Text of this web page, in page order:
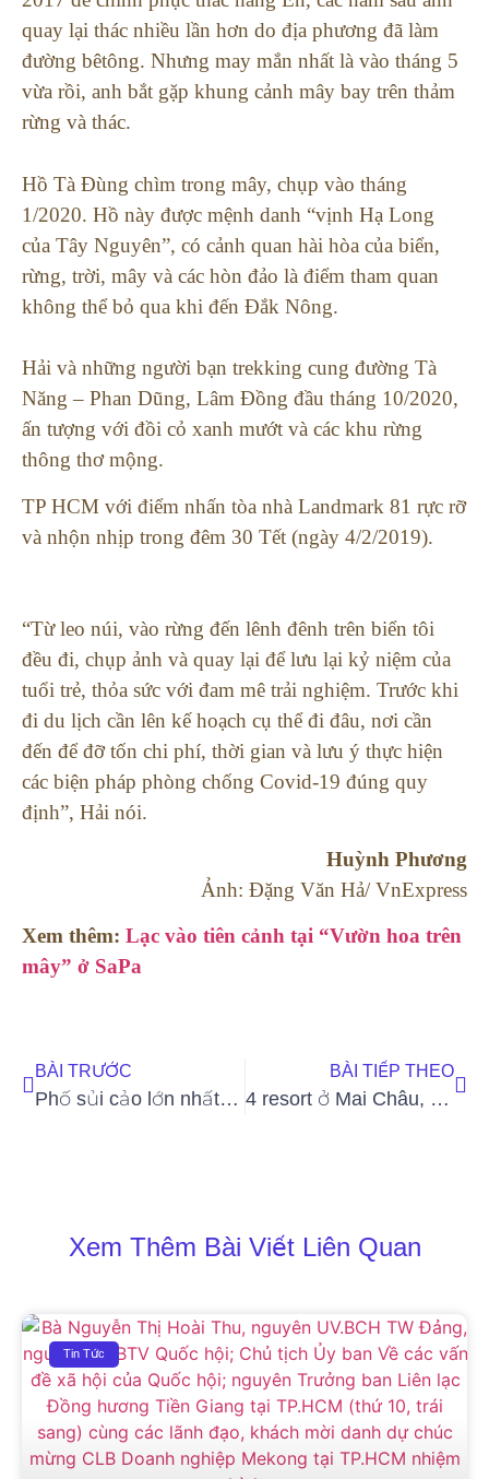
quay lại thác nhiều lần hơn do địa phương đã làm
đường bêtông. Nhưng may mắn nhất là vào tháng 5
vừa rồi, anh bắt gặp khung cảnh mây bay trên thảm
rừng và thác.
Hồ Tà Đùng chìm trong mây, chụp vào tháng
1/2020. Hồ này được mệnh danh “vịnh Hạ Long
của Tây Nguyên”, có cảnh quan hài hòa của biển,
rừng, trời, mây và các hòn đảo là điểm tham quan
không thể bỏ qua khi đến Đắk Nông.
Hải và những người bạn trekking cung đường Tà
Năng – Phan Dũng, Lâm Đồng đầu tháng 10/2020,
ấn tượng với đồi cỏ xanh mướt và các khu rừng
thông thơ mộng.
TP HCM với điểm nhấn tòa nhà Landmark 81 rực rỡ
và nhộn nhịp trong đêm 30 Tết (ngày 4/2/2019).
“Từ leo núi, vào rừng đến lênh đênh trên biển tôi
đều đi, chụp ảnh và quay lại để lưu lại kỷ niệm của
tuổi trẻ, thỏa sức với đam mê trải nghiệm. Trước khi
đi du lịch cần lên kế hoạch cụ thể đi đâu, nơi cần
đến để đỡ tốn chi phí, thời gian và lưu ý thực hiện
các biện pháp phòng chống Covid-19 đúng quy
định”, Hải nói.
Huỳnh Phương
Ảnh: Đặng Văn Hả/ VnExpress
Xem thêm: Lạc vào tiên cảnh tại “Vườn hoa trên
mây” ở SaPa
BÀI TRƯỚC
Phố sủi cảo lớn nhất Sài Gòn
BÀI TIẾP THEO
4 resort ở Mai Châu, Hoà Bình view “chất lừ”, cách Hà Nội chỉ 3 giờ đi xe
Xem Thêm Bài Viết Liên Quan
Tin Tức